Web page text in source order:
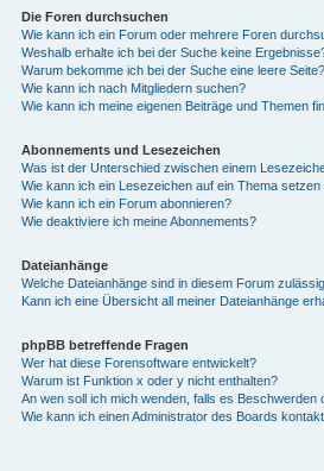
Die Foren durchsuchen
Wie kann ich ein Forum oder mehrere Foren
Weshalb erhalte ich bei der Suche keine
Warum bekomme ich bei der Suche eine leere Seite?
Wie kann ich nach Mitgliedern suchen?
Wie kann ich meine eigenen Beiträge und Themen
Abonnements und Lesezeichen
Was ist der Unterschied zwischen einem
Wie kann ich ein Lesezeichen auf ein Thema
Wie kann ich ein Forum abonnieren?
Wie deaktiviere ich meine Abonnements?
Dateianhänge
Welche Dateianhänge sind in diesem Forum
Kann ich eine Übersicht all meiner Dateianhänge
phpBB betreffende Fragen
Wer hat diese Forensoftware entwickelt?
Warum ist Funktion x oder y nicht enthalten?
An wen soll ich mich wenden, falls es
Wie kann ich einen Administrator des Boards